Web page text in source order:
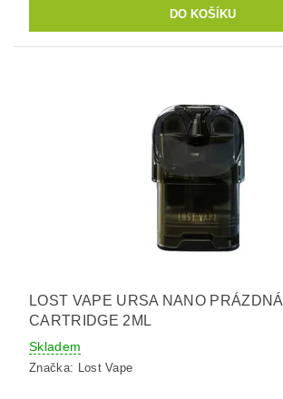
LOST VAPE URSA NANO PRÁZDNÁ
CARTRIDGE 2ML
Skladem
Značka: Lost Vape